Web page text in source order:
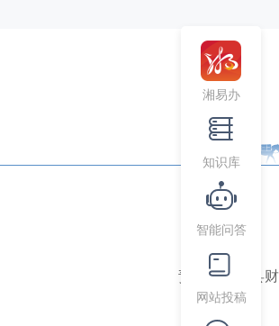
责任编辑：县
湘易办
知识库
智能问答
网站投稿